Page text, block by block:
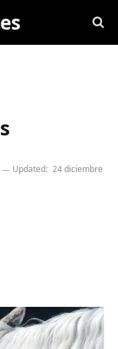
Updated: 24 diciembre